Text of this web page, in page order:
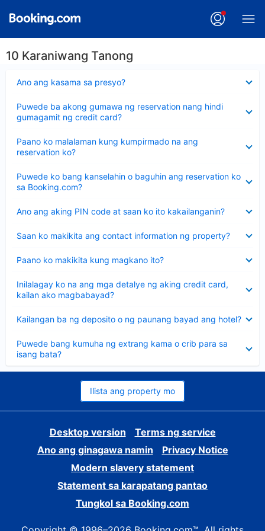
10 Karaniwang Tanong
Ano ang kasama sa presyo?
ang
Puwede ba akong gumawa ng reservation nang hindi
gumagamit ng credit card?
ang
sagot
Paano ko malalaman kung kumpirmado na ang
reservation ko?
ang
sagot
Puwede ko bang kanselahin o baguhin ang reservation ko
sa Booking.com?
ang
sagot
Ano ang aking PIN code at saan ko ito kakailanganin?
ang
Saan ko makikita ang contact information ng property?
ang
Paano ko makikita kung magkano ito?
ang
Inilalagay ko na ang mga detalye ng aking credit card,
kailan ako magbabayad?
ang
sagot
Kailangan ba ng deposito o ng paunang bayad ang hotel?
ang
Puwede bang kumuha ng extrang kama o crib para sa
isang bata?
ang
sagot
Ilista ang property mo
Desktop version
Terms ng service
Ano ang ginagawa namin
Privacy Notice
Modern slavery statement
Statement sa karapatang pantao
Tungkol sa Booking.com